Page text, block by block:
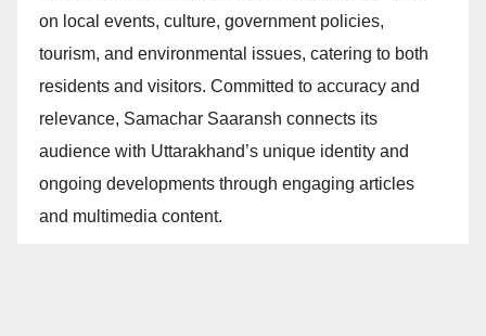
on local events, culture, government policies,
tourism, and environmental issues, catering to both
residents and visitors. Committed to accuracy and
relevance, Samachar Saaransh connects its
audience with Uttarakhand’s unique identity and
ongoing developments through engaging articles
and multimedia content.